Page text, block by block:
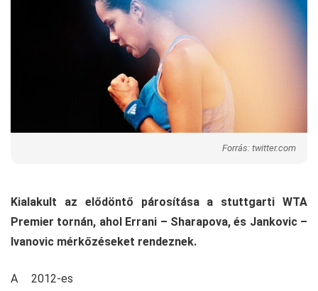
Forrás: twitter.com
Kialakult az elődöntő párosítása a stuttgarti WTA
Premier tornán, ahol Errani – Sharapova, és Jankovic –
Ivanovic mérkőzéseket rendeznek.
A 2012-es